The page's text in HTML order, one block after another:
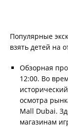
Популярные
взять детей на
Обзорная
12:00. Во
осмотра
Mall Dubai.
магазинам